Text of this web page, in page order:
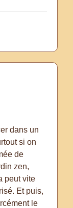
dans un
si on
de
zen,
peut vite
Et puis,
le